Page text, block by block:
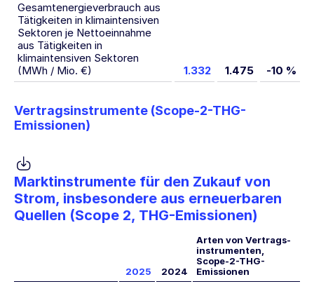
Gesamtenergieverbrauch aus
Tätigkeiten in klimaintensiven
Sektoren je Nettoeinnahme
aus Tätigkeiten in
klimaintensiven Sektoren
(MWh / Mio. €)
1.332 1.475 -10 %
Vertragsinstrumente (Scope-2-THG-
Emissionen)
Marktinstrumente für den Zukauf von
Strom, insbesondere aus erneuerbaren
Quellen (Scope 2, THG-Emissionen)
2025 2024
Arten von Vertrags­
instrumenten,
Scope-2-THG-
Emissionen